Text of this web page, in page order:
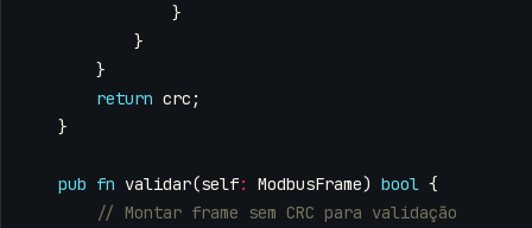
}
}
}
return crc ;
}
pub fn validar(self: ModbusFrame) bool {